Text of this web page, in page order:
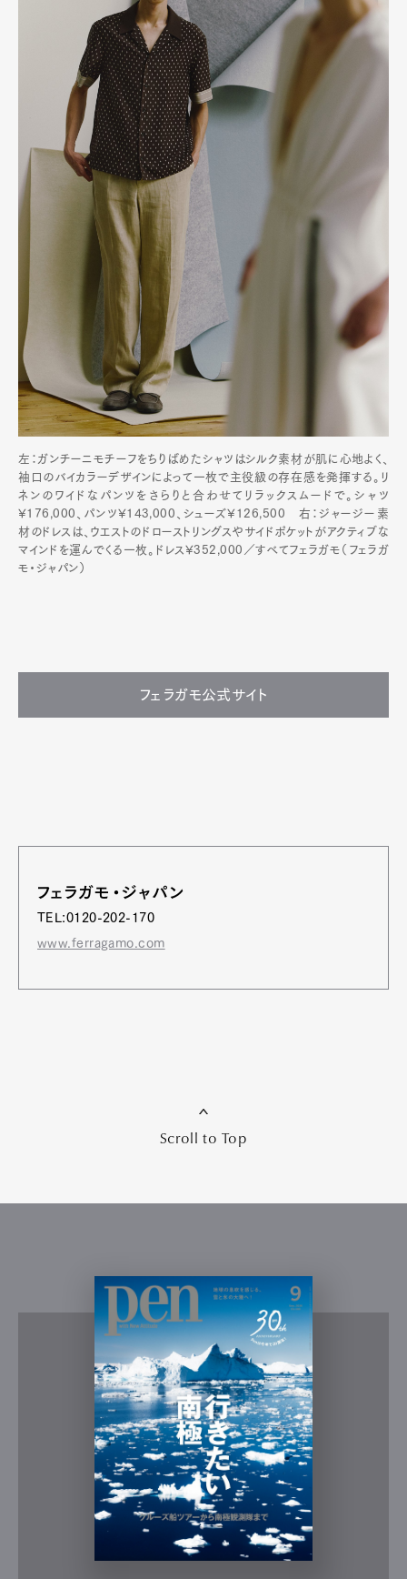
左：ガンチーニモチーフをちりばめたシャツはシルク素材が肌に心地よく、
袖口のバイカラーデザインによって一枚で主役級の存在感を発揮する。リ
ネンのワイドなパンツをさらりと合わせてリラックスムードで。シャツ
¥176,000、パンツ¥143,000、シューズ¥126,500 右：ジャージー素
材のドレスは、ウエストのドローストリングスやサイドポケットがアクティブな
マインドを運んでくる一枚。ドレス¥352,000／すべてフェラガモ（フェラガ
モ・ジャパン）
フェラガモ公式サイト
フェラガモ・ジャパン
TEL:0120-202-170
www.ferragamo.com
Scroll to Top